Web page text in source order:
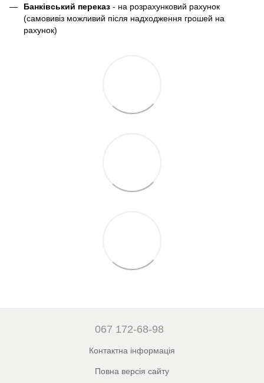
Банківський переказ - на розрахунковий рахунок
(самовивіз можливий після надходження грошей на
рахунок)
067 172-68-98
Контактна інформація
Повна версія сайту